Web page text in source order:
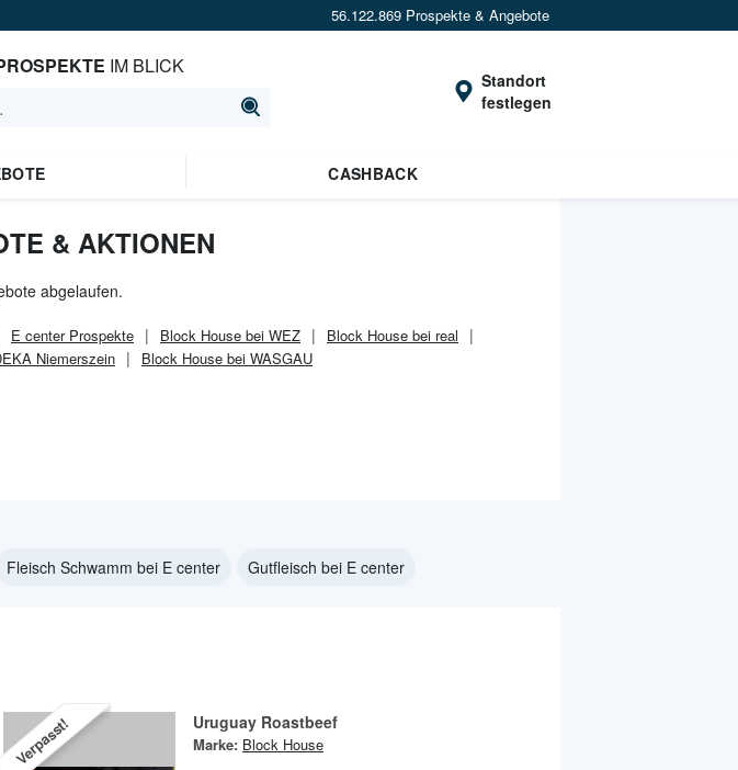
56.122.869 Prospekte & Angebote
IM BLICK
Standort
festlegen
CASHBACK
& AKTIONEN
abgelaufen.
E centerProspekte Block House bei WEZ
Block House bei real
Niemerszein Block House bei WASGAU
Fleisch Schwamm bei E center Gutfleisch bei E center
Verpasst! Uruguay Roastbeef
Marke: Block House